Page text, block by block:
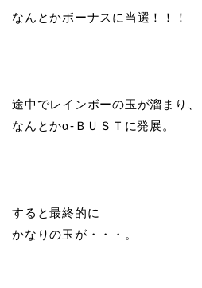
なんとかボーナスに当選！！！
途中でレインボーの玉が溜まり、
なんとかα-ＢＵＳＴに発展。
すると最終的に
かなりの玉が・・・。